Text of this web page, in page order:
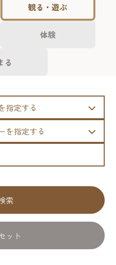
観る・遊ぶ
体験
る
指定する
を指定する
索
ット